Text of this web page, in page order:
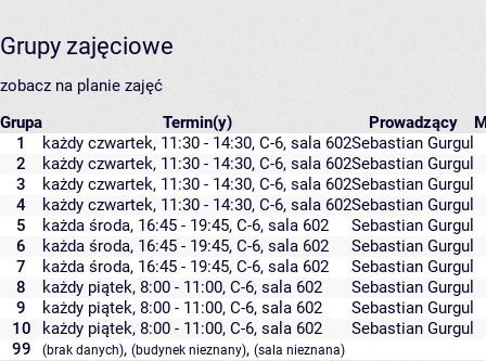
Grupy zajęciowe
zobacz na planie zajęć
Grupa
Termin(y) Prowadzący
1
każdy czwartek, 11:30 - 14:30, C-6, sala 602Sebastian Gurgul
2
każdy czwartek, 11:30 - 14:30, C-6, sala 602Sebastian Gurgul
3
każdy czwartek, 11:30 - 14:30, C-6, sala 602Sebastian Gurgul
4
każdy czwartek, 11:30 - 14:30, C-6, sala 602Sebastian Gurgul
5
każda środa, 16:45 - 19:45, C-6, sala 602
Sebastian Gurgul
6
każda środa, 16:45 - 19:45, C-6, sala 602
Sebastian Gurgul
7
każda środa, 16:45 - 19:45, C-6, sala 602
Sebastian Gurgul
8
każdy piątek, 8:00 - 11:00, C-6, sala 602
Sebastian Gurgul
9
każdy piątek, 8:00 - 11:00, C-6, sala 602
Sebastian Gurgul
10
każdy piątek, 8:00 - 11:00, C-6, sala 602
Sebastian Gurgul
99
(brak danych), (budynek nieznany), (sala nieznana)